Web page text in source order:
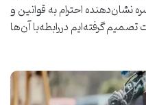
نشان‌دهنده احترام به قوانین و
گرفته‌ایم دررابطه‌با آن‌ها